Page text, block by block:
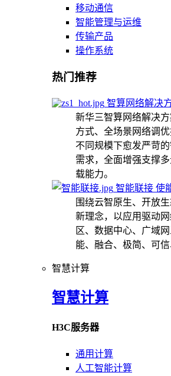
移动通信
智能管理与运维
传输产品
操作系统
热门推荐
智算网络解决
新华三智算网络解决
方式、全场景网络调优
不同规模下愈发严苛
需求，全面增强支撑
载能力。
智能联接 使
围绕云智原生、开放
新理念，以应用驱动
区、数据中心、广域
能、融合、极简、可信
智慧计算
智慧计算
H3C服务器
通用计算
人工智能计算